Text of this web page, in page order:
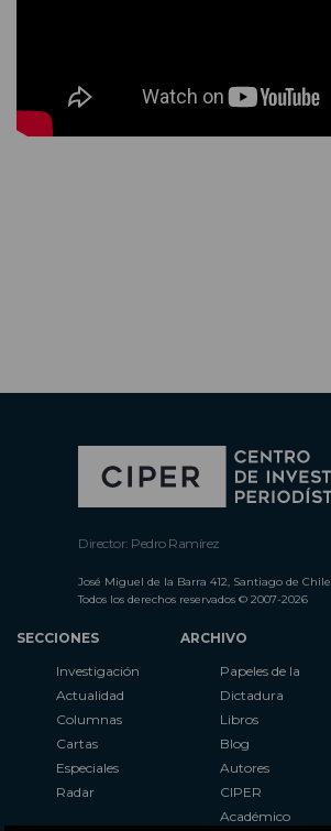
Director: Pedro Ramírez
José Miguel de la Barra 412, Santiago de Chile
Todos los derechos reservados © 2007-2026
SECCIONES
Investigación
Actualidad
Columnas
Cartas
Especiales
Radar
ARCHIVO
Papeles de la
Dictadura
Libros
Blog
Autores
CIPER
Académico